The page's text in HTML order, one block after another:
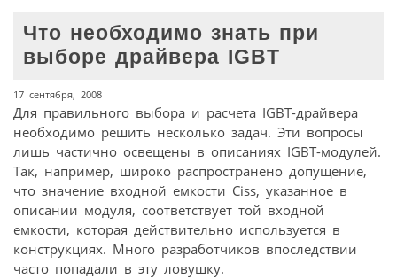
Что необходимо знать при
выборе драйвера IGBT
17 сентября, 2008
Для правильного выбора и расчета IGBT-драйвера
необходимо решить несколько задач. Эти вопросы
лишь частично освещены в описаниях IGBT-модулей.
Так, например, широко распространено допущение,
что значение входной емкости Ciss, указанное в
описании модуля, соответствует той входной
емкости, которая действительно используется в
конструкциях. Много разработчиков впоследствии
часто попадали в эту ловушку.